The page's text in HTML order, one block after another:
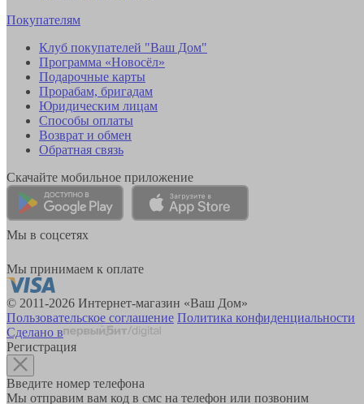
Покупателям
Клуб покупателей "Ваш Дом"
Программа «Новосёл»
Подарочные карты
Прорабам, бригадам
Юридическим лицам
Способы оплаты
Возврат и обмен
Обратная связь
Скачайте мобильное приложение
Мы в соцсетях
Мы принимаем к оплате
© 2011-2026 Интернет-магазин «Ваш Дом»
Пользовательское соглашение Политика конфиденциальности
Сделано в
Регистрация
Введите номер телефона
Мы отправим вам код в смс на телефон или позвоним